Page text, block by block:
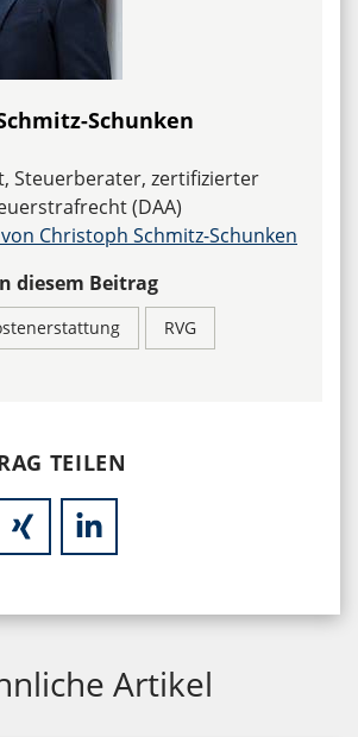
Schunken
Steuerberater, zertifizierter
(DAA)
Christoph Schmitz-Schunken
diesem Beitrag
RVG
TEILEN
Artikel